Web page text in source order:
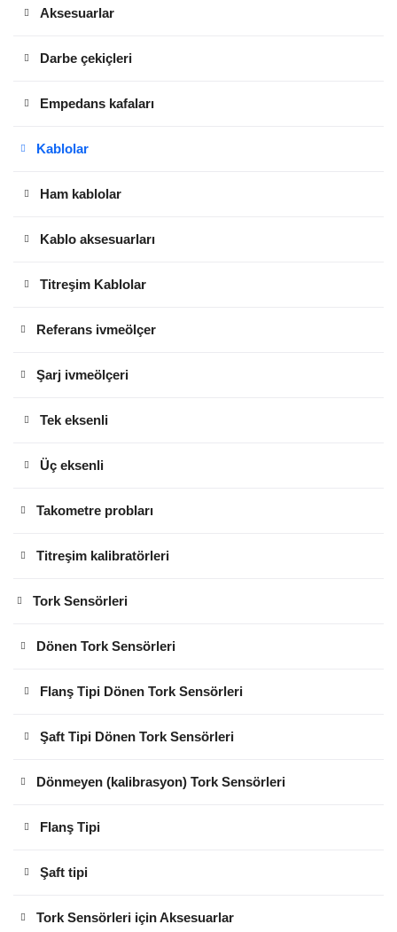
Aksesuarlar
Darbe çekiçleri
Empedans kafaları
Kablolar
Ham kablolar
Kablo aksesuarları
Titreşim Kablolar
Referans ivmeölçer
Şarj ivmeölçeri
Tek eksenli
Üç eksenli
Takometre probları
Titreşim kalibratörleri
Tork Sensörleri
Dönen Tork Sensörleri
Flanş Tipi Dönen Tork Sensörleri
Şaft Tipi Dönen Tork Sensörleri
Dönmeyen (kalibrasyon) Tork Sensörleri
Flanş Tipi
Şaft tipi
Tork Sensörleri için Aksesuarlar